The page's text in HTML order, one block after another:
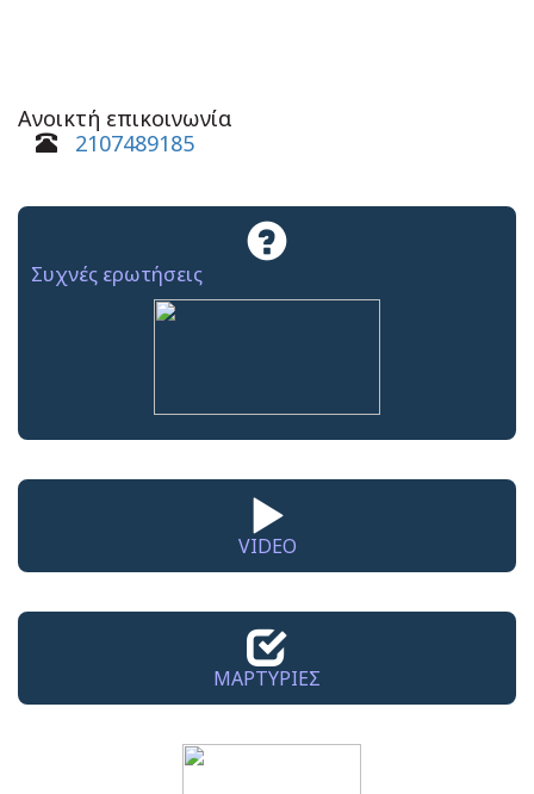
Ανοικτή επικοινωνία
2107489185
Συχνές ερωτήσεις
VIDEO
ΜΑΡΤΥΡΙΕΣ